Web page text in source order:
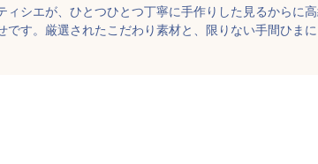
ィシエが、ひとつひとつ丁寧に手作りした見るからに
です。厳選されたこだわり素材と、限りない手間ひまに